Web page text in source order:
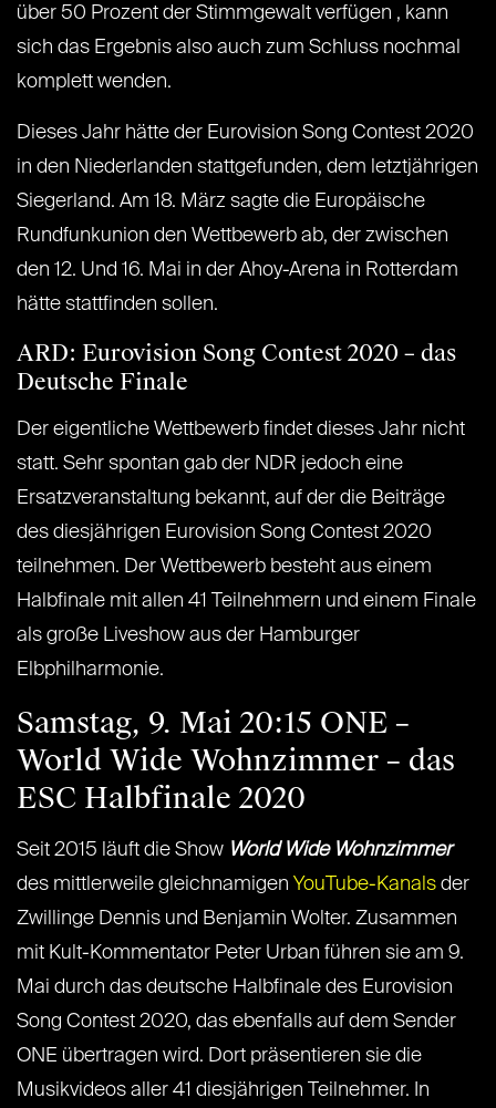
über 50 Prozent der Stimmgewalt verfügen , kann
sich das Ergebnis also auch zum Schluss nochmal
komplett wenden.
Dieses Jahr hätte der Eurovision Song Contest 2020
in den Niederlanden stattgefunden, dem letztjährigen
Siegerland. Am 18. März sagte die Europäische
Rundfunkunion den Wettbewerb ab, der zwischen
den 12. Und 16. Mai in der Ahoy-Arena in Rotterdam
hätte stattfinden sollen.
ARD: Eurovision Song Contest 2020 – das
Deutsche Finale
Der eigentliche Wettbewerb findet dieses Jahr nicht
statt. Sehr spontan gab der NDR jedoch eine
Ersatzveranstaltung bekannt, auf der die Beiträge
des diesjährigen Eurovision Song Contest 2020
teilnehmen. Der Wettbewerb besteht aus einem
Halbfinale mit allen 41 Teilnehmern und einem Finale
als große Liveshow aus der Hamburger
Elbphilharmonie.
Samstag, 9. Mai 20:15 ONE –
World Wide Wohnzimmer – das
ESC Halbfinale 2020
Seit 2015 läuft die Show World Wide Wohnzimmer
des mittlerweile gleichnamigen YouTube-Kanals der
Zwillinge Dennis und Benjamin Wolter. Zusammen
mit Kult-Kommentator Peter Urban führen sie am 9.
Mai durch das deutsche Halbfinale des Eurovision
Song Contest 2020, das ebenfalls auf dem Sender
ONE übertragen wird. Dort präsentieren sie die
Musikvideos aller 41 diesjährigen Teilnehmer. In